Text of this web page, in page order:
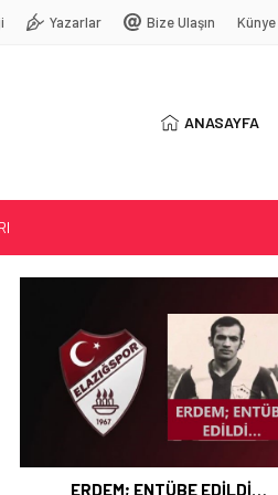
Yazarlar Bize Ulaşın Künye
ANASAYFA
İHRACAT
OPERASYONU
TEŞEKKÜR
ERDEM; ENTÜBE EDİLDİ…